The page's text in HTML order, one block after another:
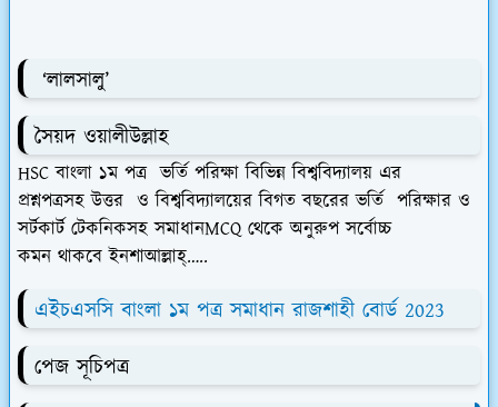
‘লালসালু’
সৈয়দ ওয়ালীউল্লাহ
HSC বাংলা ১ম পত্র ভর্তি পরিক্ষা বিভিন্ন বিশ্ববিদ্যালয় এর
প্রশ্নপত্রসহ উত্তর ওবিশ্ববিদ্যালয়ের বিগত বছরের ভর্তি পরিক্ষার ও
সর্টকার্ট টেকনিকসহসমাধানMCQ থেকে অনুরুপ সর্বোচ্চ
কমন থাকবে ইনশাআল্লাহ্…..
এইচএসসি বাংলা ১ম পত্র সমাধান রাজশাহী বোর্ড 2023
পেজ সূচিপত্র